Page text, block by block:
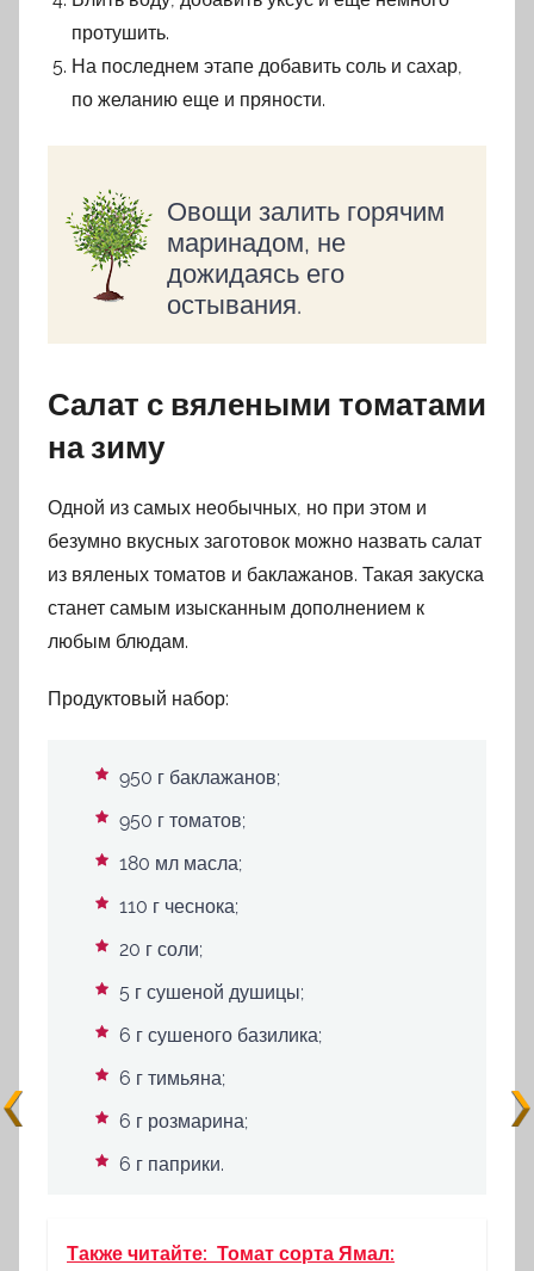
протушить.
На последнем этапе добавить соль и сахар,
по желанию еще и пряности.
Овощи залить горячим
маринадом, не
дожидаясь его
остывания.
Салат с вялеными томатами
на зиму
Одной из самых необычных, но при этом и
безумно вкусных заготовок можно назвать салат
из вяленых томатов и баклажанов. Такая закуска
станет самым изысканным дополнением к
любым блюдам.
Продуктовый набор:
950 г баклажанов;
950 г томатов;
180 мл масла;
110 г чеснока;
20 г соли;
5 г сушеной душицы;
6 г сушеного базилика;
6 г тимьяна;
6 г розмарина;
6 г паприки.
Также читайте: Томат сорта Ямал: